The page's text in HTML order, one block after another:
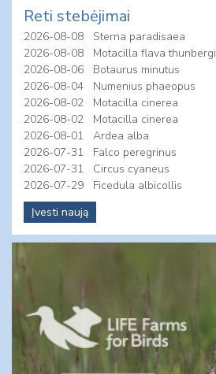
Reti stebėjimai
2026-08-08
Sterna paradisaea
2026-08-08
Motacilla flava thunbergi
2026-08-06
Botaurus minutus
2026-08-04
Numenius phaeopus
2026-08-02
Motacilla cinerea
2026-08-02
Motacilla cinerea
2026-08-01
Ardea alba
2026-07-31
Falco peregrinus
2026-07-31
Circus cyaneus
2026-07-29
Ficedula albicollis
Įvesti naują